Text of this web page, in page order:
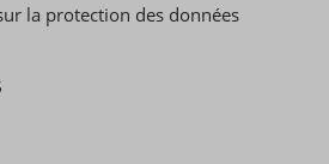
la protection des données